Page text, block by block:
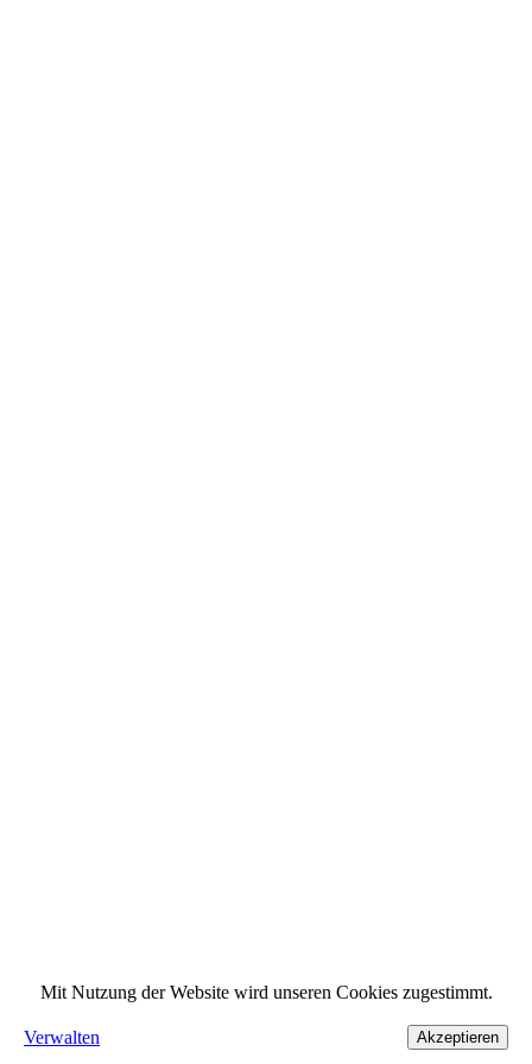
Mit Nutzung der Website wird unseren Cookies zugestimmt.
Verwalten Akzeptieren